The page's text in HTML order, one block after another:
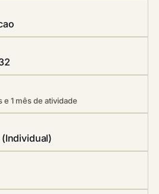
e 1 mês de atividade